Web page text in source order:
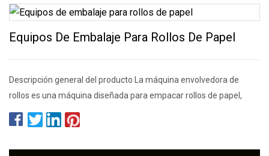
Equipos De Embalaje Para Rollos De Papel
Descripción general del producto La máquina envolvedora de
rollos es una máquina diseñada para empacar rollos de papel,